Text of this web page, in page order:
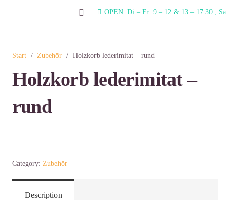
OPEN: Di – Fr: 9 – 12 & 13 – 17.30 ; Sa:
Start / Zubehör / Holzkorb lederimitat – rund
Holzkorb lederimitat –
rund
lederimitat
-
rund
Category: Zubehör
Description